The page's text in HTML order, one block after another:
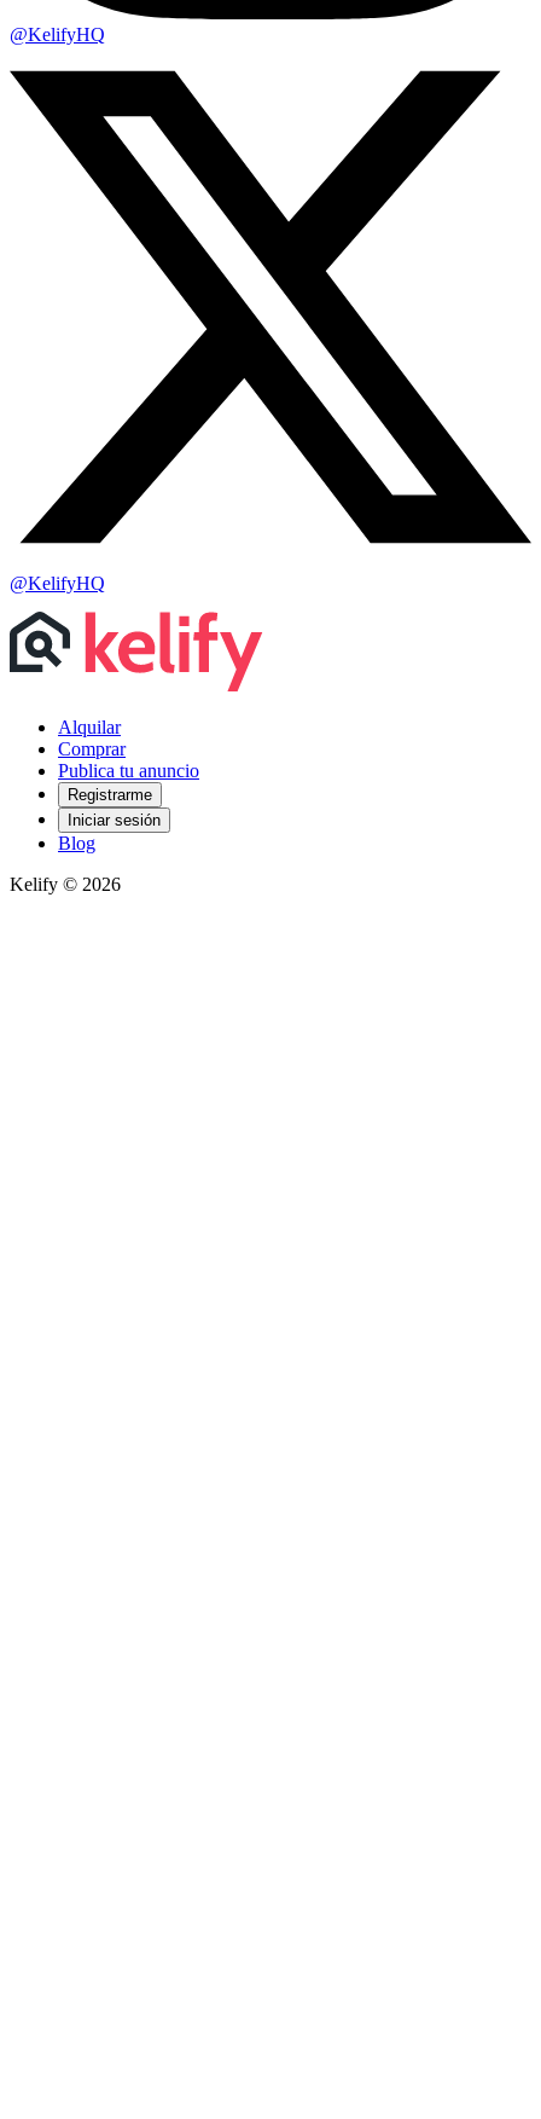
@KelifyHQ
@KelifyHQ
Alquilar
Comprar
Publica tu anuncio
Registrarme
Iniciar sesión
Blog
Kelify © 2026